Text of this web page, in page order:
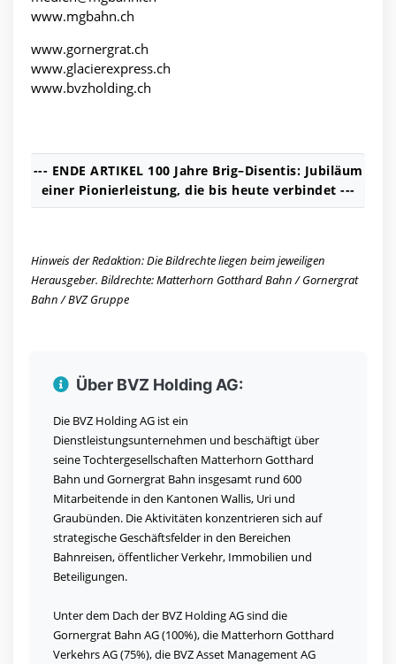
www.mgbahn.ch
www.gornergrat.ch
www.glacierexpress.ch
www.bvzholding.ch
--- ENDE ARTIKEL 100 Jahre Brig–Disentis: Jubiläum
einer Pionierleistung, die bis heute verbindet ---
Hinweis der Redaktion: Die Bildrechte liegen beim jeweiligen
Herausgeber. Bildrechte: Matterhorn Gotthard Bahn / Gornergrat
Bahn / BVZ Gruppe
Über BVZ Holding AG:
Die BVZ Holding AG ist ein
Dienstleistungsunternehmen und beschäftigt über
seine Tochtergesellschaften Matterhorn Gotthard
Bahn und Gornergrat Bahn insgesamt rund 600
Mitarbeitende in den Kantonen Wallis, Uri und
Graubünden. Die Aktivitäten konzentrieren sich auf
strategische Geschäftsfelder in den Bereichen
Bahnreisen, öffentlicher Verkehr, Immobilien und
Beteiligungen.
Unter dem Dach der BVZ Holding AG sind die
Gornergrat Bahn AG (100%), die Matterhorn Gotthard
Verkehrs AG (75%), die BVZ Asset Management AG